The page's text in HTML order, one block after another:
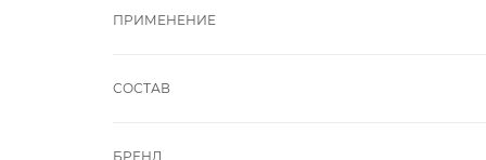
ПРИМЕНЕНИЕ
СОСТАВ
БРЕНД